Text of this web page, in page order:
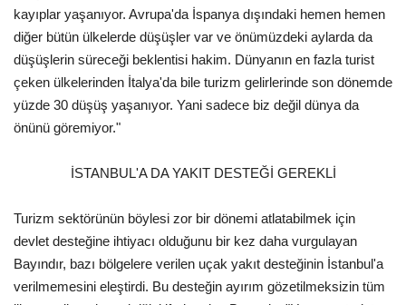
kayıplar yaşanıyor. Avrupa'da İspanya dışındaki hemen hemen
diğer bütün ülkelerde düşüşler var ve önümüzdeki aylarda da
düşüşlerin süreceği beklentisi hakim. Dünyanın en fazla turist
çeken ülkelerinden İtalya'da bile turizm gelirlerinde son dönemde
yüzde 30 düşüş yaşanıyor. Yani sadece biz değil dünya da
önünü göremiyor."
İSTANBUL'A DA YAKIT DESTEĞİ GEREKLİ
Turizm sektörünün böylesi zor bir dönemi atlatabilmek için
devlet desteğine ihtiyacı olduğunu bir kez daha vurgulayan
Bayındır, bazı bölgelere verilen uçak yakıt desteğinin İstanbul'a
verilmemesini eleştirdi. Bu desteğin ayırım gözetilmeksizin tüm